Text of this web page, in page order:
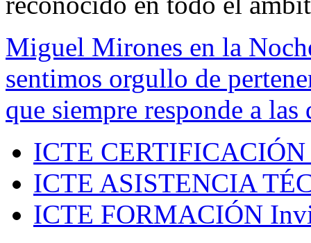
Miguel Mirones en la
sentimos orgullo de
que siempre responde a
ICTE CERTIFICACIÓN
ICTE ASISTENCIA
ICTE FORMACIÓN